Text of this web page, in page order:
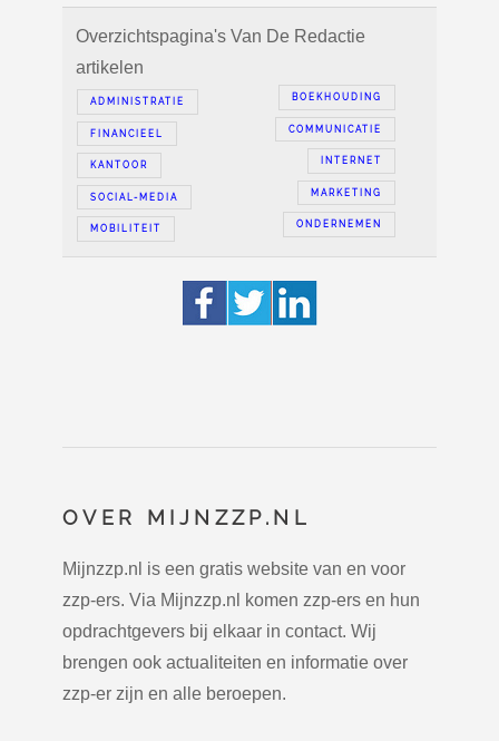
Overzichtspagina's Van De Redactie
artikelen
BOEKHOUDING
ADMINISTRATIE
COMMUNICATIE
FINANCIEEL
INTERNET
KANTOOR
MARKETING
SOCIAL-MEDIA
ONDERNEMEN
MOBILITEIT
OVER MIJNZZP.NL
Mijnzzp.nl is een gratis website van en voor
zzp-ers. Via Mijnzzp.nl komen zzp-ers en hun
opdrachtgevers bij elkaar in contact. Wij
brengen ook actualiteiten en informatie over
zzp-er zijn en alle beroepen.